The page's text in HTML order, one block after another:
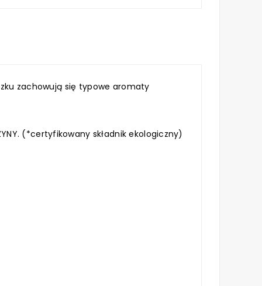
zachowują się typowe aromaty
(*certyfikowany składnik ekologiczny)